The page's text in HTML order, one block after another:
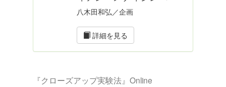
八木田和弘／企画
詳細を見る
『クローズアップ実験法』Online